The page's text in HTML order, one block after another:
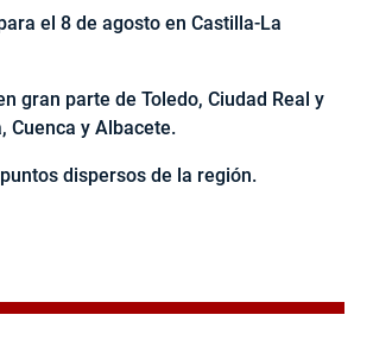
el 8 de agosto en Castilla-La
gran parte de Toledo, Ciudad Real y
Cuenca y Albacete.
dispersos de la región.